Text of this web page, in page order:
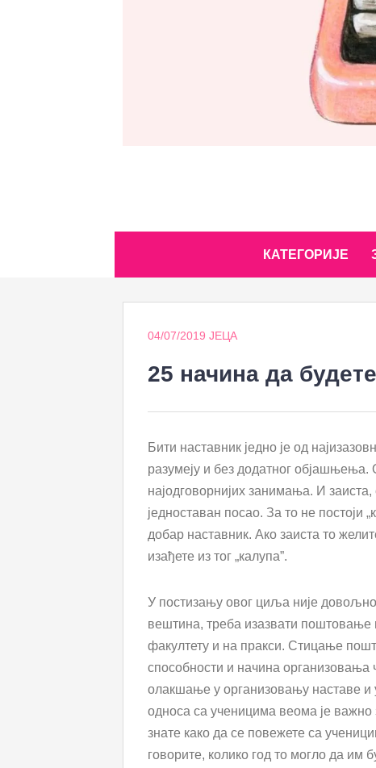
КАТЕГОРИЈЕ
04/07/2019 ЈЕЦА
25 начина да
Бити наставник једно је од
разумеју и без додатног
најодговорнијих занимања. И
једноставан посао. За то не постоји
добар наставник. Ако заиста то
изађете из тог „калупа”.
У постизању овог циља није
вештина, треба изазвати
факултету и на пракси. Стицање
способности и начина
олакшање у организовању наставе
односа са ученицима веома је
знате како да се повежете са
говорите, колико год то могло да им